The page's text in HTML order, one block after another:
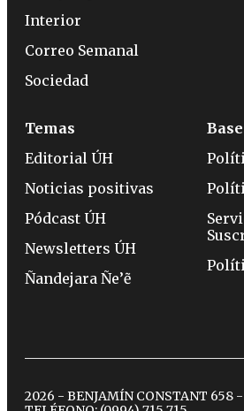
Interior
Correo Semanal
Sociedad
Temas
Editorial ÚH
Noticias positivas
Pódcast ÚH
Newsletters ÚH
Ñandejara Ñe’ẽ
2026 - BENJAMÍN CONSTANT 658